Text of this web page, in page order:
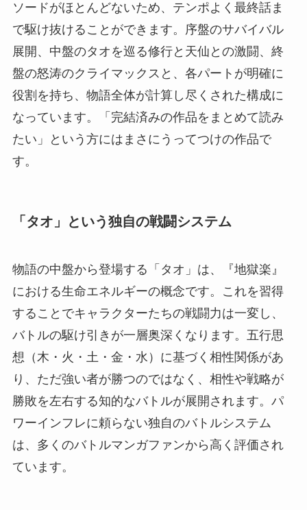
ソードがほとんどないため、テンポよく最終話ま
で駆け抜けることができます。序盤のサバイバル
展開、中盤のタオを巡る修行と天仙との激闘、終
盤の怒涛のクライマックスと、各パートが明確に
役割を持ち、物語全体が計算し尽くされた構成に
なっています。「完結済みの作品をまとめて読み
たい」という方にはまさにうってつけの作品で
す。
「タオ」という独自の戦闘システム
物語の中盤から登場する「タオ」は、『地獄楽』
における生命エネルギーの概念です。これを習得
することでキャラクターたちの戦闘力は一変し、
バトルの駆け引きが一層奥深くなります。五行思
想（木・火・土・金・水）に基づく相性関係があ
り、ただ強い者が勝つのではなく、相性や戦略が
勝敗を左右する知的なバトルが展開されます。パ
ワーインフレに頼らない独自のバトルシステム
は、多くのバトルマンガファンから高く評価され
ています。